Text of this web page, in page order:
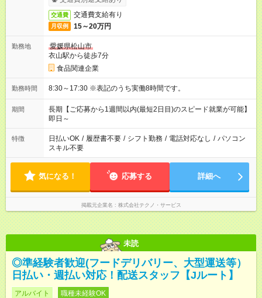
交通費 交通費支給有り
月収例 15～20万円
勤務地
愛媛県松山市
衣山駅から徒歩7分
食品関連企業
勤務時間 8:30～17:30 ※表記のうち実働8時間です。
期間
長期【ご応募から1週間以内(最短2日目)のスピード就業が可能】
即日～
特徴 日払いOK / 履歴書不要 / シフト勤務 / 電話対応なし / パソコン
スキル不要
気になる！ 応募する 詳細へ
掲載元企業名 株式会社テクノ・サービス
未読
◎準経験者歓迎(フードデリバリー、大型運送等）
日払い・週払い対応！配送スタッフ【Jルート】
アルバイト 職種未経験OK